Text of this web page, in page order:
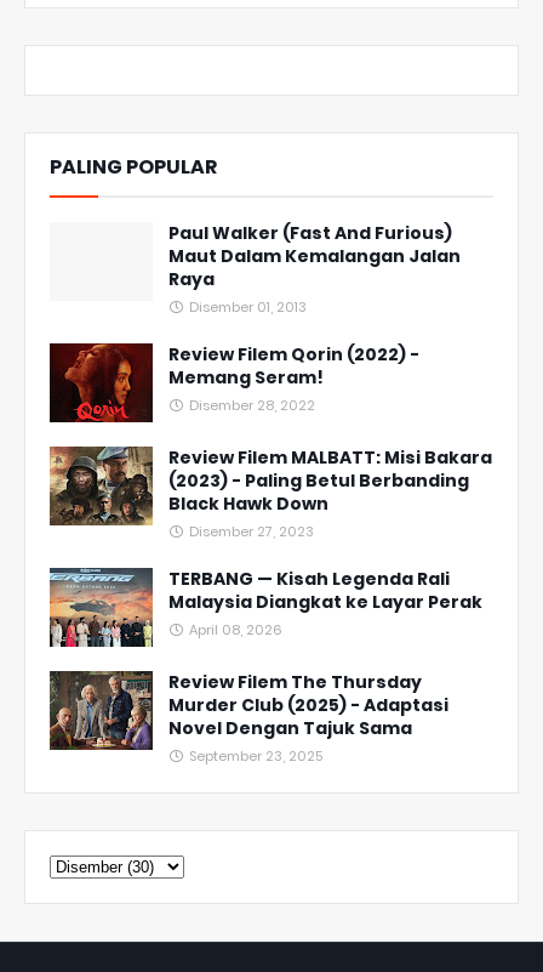
PALING POPULAR
Paul Walker (Fast And Furious)
Maut Dalam Kemalangan Jalan
Raya
Disember 01, 2013
Review Filem Qorin (2022) -
Memang Seram!
Disember 28, 2022
Review Filem MALBATT: Misi Bakara
(2023) - Paling Betul Berbanding
Black Hawk Down
Disember 27, 2023
TERBANG — Kisah Legenda Rali
Malaysia Diangkat ke Layar Perak
April 08, 2026
Review Filem The Thursday
Murder Club (2025) - Adaptasi
Novel Dengan Tajuk Sama
September 23, 2025